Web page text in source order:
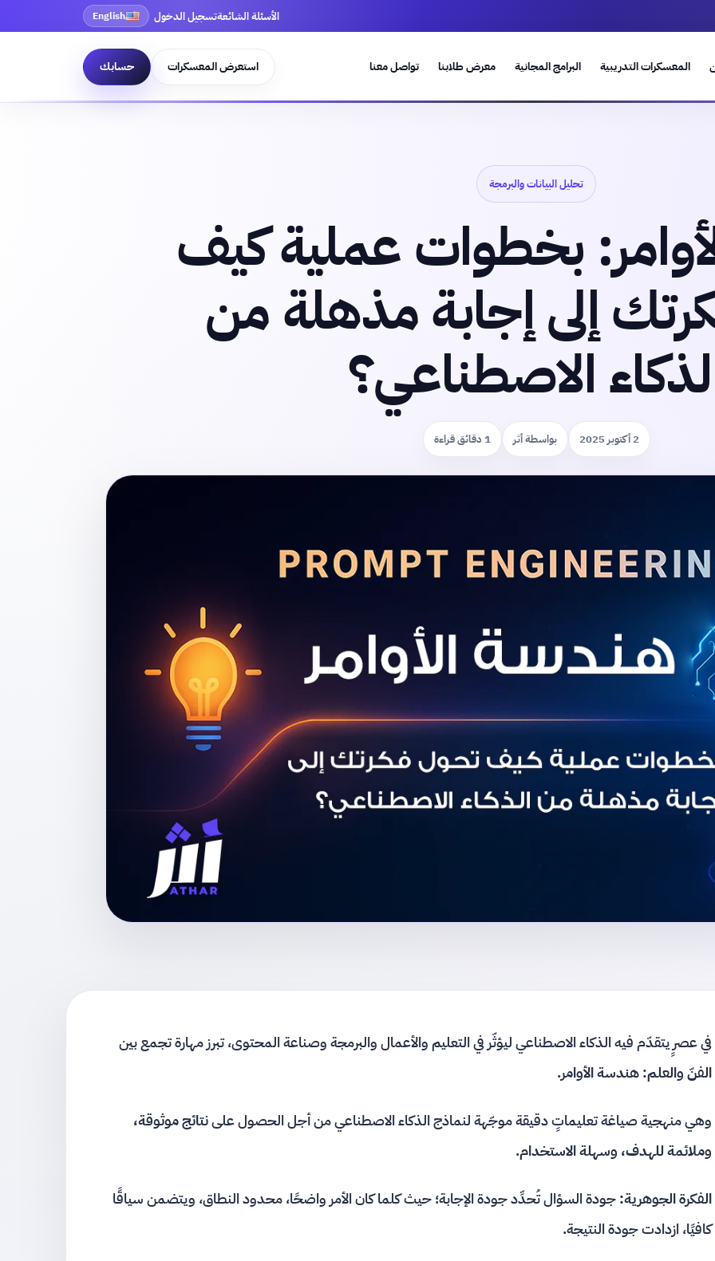
الأسئلة الشائعةتسجيل الدخول English
المعسكرات التدريبية البرامج المجانية معرض طلابنا تواصل معنا استعرض المعسكرات حسابك
تحليل البيانات والبرمجة
بخطوات عملية كيف
إلى إجابة مذهلة من
الاصطناعي؟
2 أكتوبر 2025 بواسطة أثر 1 دقائق قراءة
في عصرٍ يتقدّم فيه الذكاء الاصطناعي ليؤثّر في التعليم والأعمال والبرمجة وصناعة المحتوى، تبرز مهارة تجمع بين
الفنّ والعلم:هندسة الأوامر.
وهي منهجية صياغة تعليماتٍ دقيقة موجّهة لنماذج الذكاء الاصطناعي من أجل الحصول علىنتائج موثوقة،
وملائمة للهدف، وسهلة الاستخدام.
الفكرة الجوهرية:جودة السؤال تُحدِّد جودة الإجابة؛ حيث كلما كان الأمر واضحًا، محدود النطاق، ويتضمن سياقًا
كافيًا، ازدادت جودة النتيجة.